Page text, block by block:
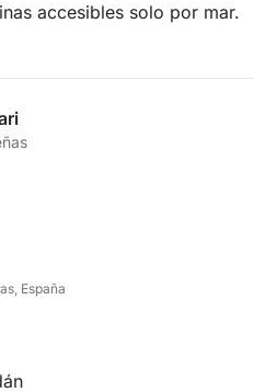
accesibles solo por mar.
navegando por los
y el viento.
Enmedio, una de las calas
crean un
del mar, un entorno natural
España